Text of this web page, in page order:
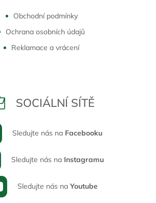
Obchodní podmínky
Ochrana osobních údajů
Reklamace a vrácení
SOCIÁLNÍ SÍTĚ
Sledujte nás na Facebooku
Sledujte nás na Instagramu
Sledujte nás na Youtube